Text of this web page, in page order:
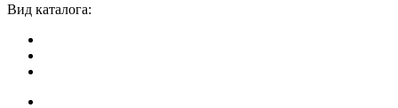
Вид каталога: